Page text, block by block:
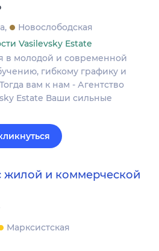
Новослободская
Vasilevsky Estate
в молодой и современной
гибкому графику и
вам к нам - Агентство
Estate Ваши сильные
жилой и коммерческой
Марксистская